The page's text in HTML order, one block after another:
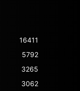
16411
5792
3265
3062